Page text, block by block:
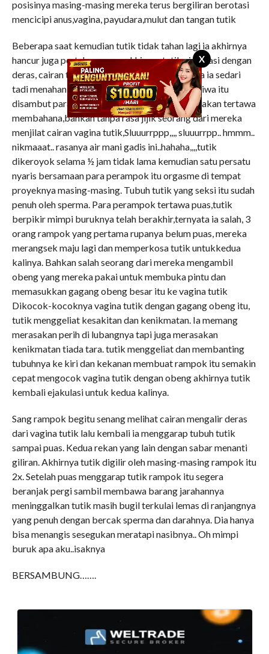
X
posisinya masing-masing mereka terus bergiliran berotasi
mencicipi anus,vagina, payudara,mulut dan tangan tutik
Beberapa saat kemudian tutik tidak tahan lagi ia akhirnya
hancur juga pertahanannya, akhirnya tutik ejakulasi dengan
deras, cairan tutik keluar sangat banyak karena ia sedari
tadi menahan rangsangan yang ia terima.Peristiwa itu
disambut para perampok dengan teriakan-teriakan tertawa
membahana,bahkan tanpa rasa jijik seorang dari mereka
menjilat cairan vagina tutik,Sluuurrppp,,,, sluuurrpp.. hmmm..
nikmaaat.. rasanya air mani gadis ini..hahaha,,,,tutik
dikeroyok selama ½ jam tidak lama kemudian satu persatu
nyaris bersamaan para perampok itu orgasme di tempat
proyeknya masing-masing. Tubuh tutik yang seksi itu sudah
penuh oleh sperma. Para perampok tertawa puas,tutik
berpikir mimpi buruknya telah berakhir,ternyata ia salah, 3
orang rampok yang pertama rupanya belum puas, mereka
merangsek maju lagi dan memperkosa tutik untukkedua
kalinya. Bahkan salah seorang dari mereka mengambil
obeng yang mereka pakai untuk membuka pintu dan
memasukkan gagang obeng besar itu ke vagina tutik
Dikocok-kocoknya vagina tutik dengan gagang obeng itu,
tutik menggeliat kesakitan dan kenikmatan. Ia memang
merasakan perih di lubangnya tapi juga merasakan
kenikmatan tiada tara. tutik menggeliat dan membanting
tubuhnya ke kiri dan kekanan membuat rampok itu semakin
cepat mengocok vagina tutik dengan obeng akhirnya tutik
kembali ejakulasi untuk kedua kalinya.
Sang rampok begitu senang melihat cairan mengalir deras
dari vagina tutik lalu kembali ia menggarap tubuh tutik
sampai puas. Kedua rekan yang lain dengan sabar menanti
giliran. Akhirnya tutik digilir oleh masing-masing rampok itu
2x. Setelah puas menggarap tutik rampok itu segera
beranjak pergi sambil membawa barang jarahannya
meninggalkan tutik masih bugil terkulai lemas di ranjangnya
yang penuh dengan bercak sperma dan darahnya. Dia hanya
bisa menangis sesegukan meratapi nasibnya.. Oh mimpi
buruk apa aku..isaknya
BERSAMBUNG…….